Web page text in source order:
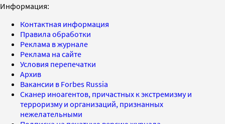
Информация:
Контактная информация
Правила обработки
Реклама в журнале
Реклама на сайте
Условия перепечатки
Архив
Вакансии в Forbes Russia
Сканер иноагентов, причастных к экстремизму и
терроризму и организаций, признанных
нежелательными